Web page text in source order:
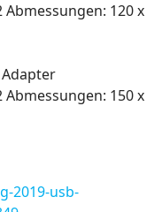
120 x
150 x